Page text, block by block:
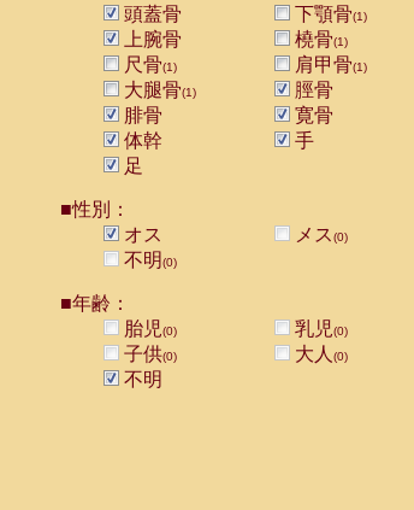
頭蓋骨 下顎骨(1)
上腕骨 橈骨(1)
尺骨(1) 肩甲骨(1)
大腿骨(1)
脛骨
腓骨
寛骨
体幹
手
足
■性別：
オス
メス(0)
不明(0)
■年齢：
胎児(0) 乳児(0)
子供(0) 大人 (0)
不明